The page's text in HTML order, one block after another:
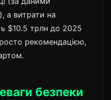
а витрати на
$10.5 трлн до 2025
рекомендацією,
безпеки